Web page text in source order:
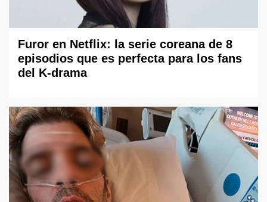
Furor en Netflix: la serie coreana de 8
episodios que es perfecta para los fans
del K-drama